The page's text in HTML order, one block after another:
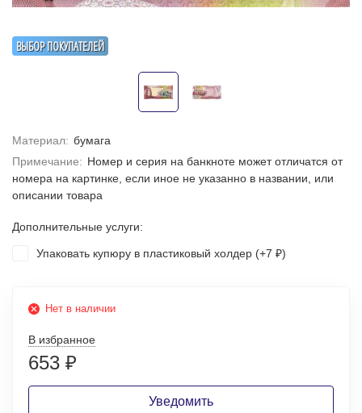
ВЫБОР ПОКУПАТЕЛЕЙ
Материал: бумага
Примечание: Номер и серия на банкноте может отличатся от
номера на картинке, если иное не указанно в названии, или
описании товара
Дополнительные услуги:
Упаковать купюру в пластиковый холдер (+7 ₽)
Нет в наличии
В избранное
653 ₽
Уведомить